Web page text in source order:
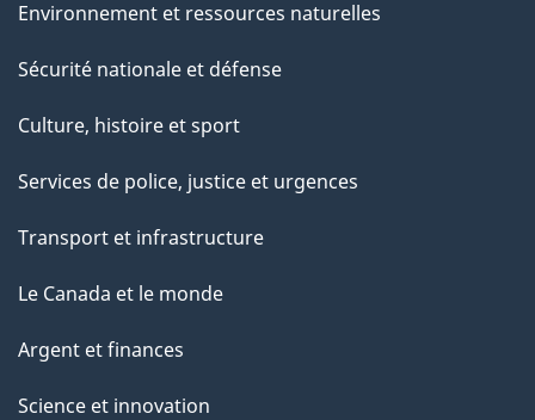
Environnement et ressources naturelles
Sécurité nationale et défense
Culture, histoire et sport
Services de police, justice et urgences
Transport et infrastructure
Le Canada et le monde
Argent et finances
Science et innovation